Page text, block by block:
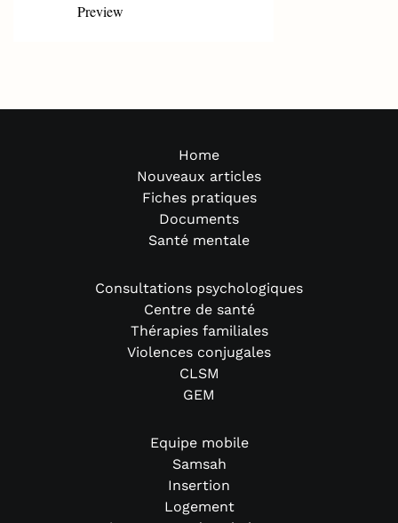
Preview
Home
Nouveaux articles
Fiches pratiques
Documents
Santé mentale
Consultations psychologiques
Centre de santé
Thérapies familiales
Violences conjugales
CLSM
GEM
Equipe mobile
Samsah
Insertion
Logement